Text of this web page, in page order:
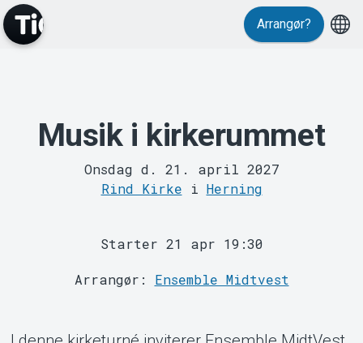
MyTickster
Arrangør?
Musik i kirkerummet
Onsdag d. 21. april 2027
Rind Kirke i Herning
Starter 21 apr 19:30
Arrangør: Ensemble Midtvest